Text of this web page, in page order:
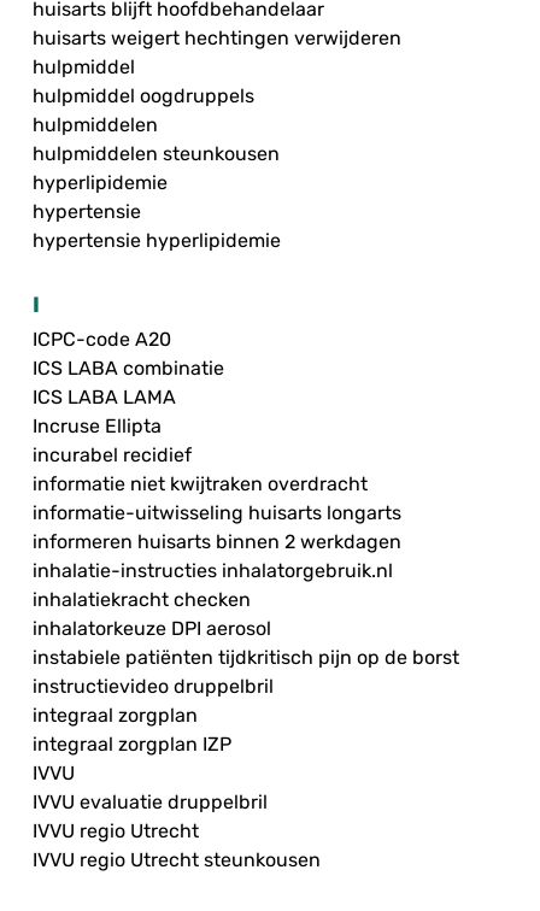
huisarts blijft hoofdbehandelaar
huisarts weigert hechtingen verwijderen
hulpmiddel
hulpmiddel oogdruppels
hulpmiddelen
hulpmiddelen steunkousen
hyperlipidemie
hypertensie
hypertensie hyperlipidemie
I
ICPC-code A20
ICS LABA combinatie
ICS LABA LAMA
Incruse Ellipta
incurabel recidief
informatie niet kwijtraken overdracht
informatie-uitwisseling huisarts longarts
informeren huisarts binnen 2 werkdagen
inhalatie-instructies inhalatorgebruik.nl
inhalatiekracht checken
inhalatorkeuze DPI aerosol
instabiele patiënten tijdkritisch pijn op de borst
instructievideo druppelbril
integraal zorgplan
integraal zorgplan IZP
IVVU
IVVU evaluatie druppelbril
IVVU regio Utrecht
IVVU regio Utrecht steunkousen